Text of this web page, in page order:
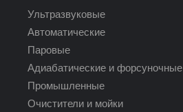
Ультразвуковые
Автоматические
Паровые
Адиабатические и форсуночные
Промышленные
Очистители и мойки